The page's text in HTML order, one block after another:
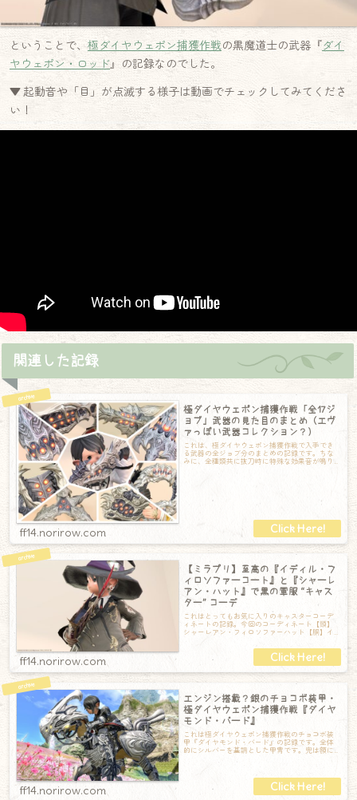
ということで、極ダイヤウェポン捕獲作戦の黒魔道士の武器『ダイ
ヤウェポン・ロッド』の記録なのでした。
▼ 起動音や「目」が点滅する様子は動画でチェックしてみてくださ
い！
関連した記録
極ダイヤウェポン捕獲作戦「全17ジ
ョブ」武器の見た目のまとめ（エヴ
ァっぽい武器コレクション？）
これは、極ダイヤウェポン捕獲作戦で入手でき
る武器の全ジョブ分のまとめの記録です。ちな
みに、全種類共に抜刀時に特殊な効果音が鳴り
ff14.norirow.com
【ミラプリ】至高の『イディル・フ
ィロソファーコート』と『シャーレ
アン・ハット』で黒の軍服 “キャス
ター” コーデ
これはとってもお気に入りのキャスターコーデ
ィネートの記録。今回のコーディネート【頭】
シャーレアン・フィロソファーハット【胴】イ
ff14.norirow.com
エンジン搭載？銀のチョコボ装甲・
極ダイヤウェポン捕獲作戦『ダイヤ
モンド・バード』
これは極ダイヤウェポン捕獲作戦のチョコボ装
甲『ダイヤモンド・バード』の記録です。全体
的にシルバーを基調とした甲冑です。兜は額に
ff14.norirow.com